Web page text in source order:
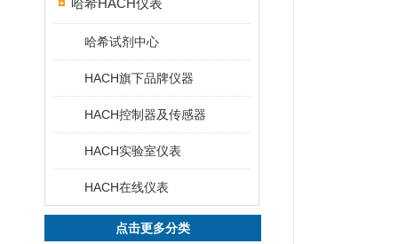
哈希HACH仪表
哈希试剂中心
HACH旗下品牌仪器
HACH控制器及传感器
HACH实验室仪表
HACH在线仪表
点击更多分类